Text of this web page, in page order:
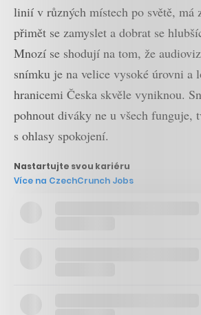
linií v různých místech po světě, má
přimět se zamyslet a dobrat se
Mnozí se shodují na tom, že
snímku je na velice vysoké úrovni a
hranicemi Česka skvěle vyniknou.
pohnout diváky ne u všech funguje,
s ohlasy spokojení.
Nastartujte svou kariéru
Více na CzechCrunch Jobs